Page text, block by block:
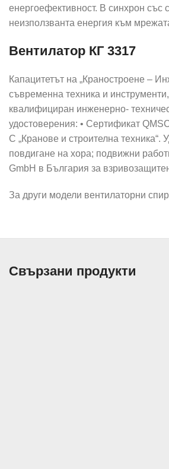
енергоефективност. В синхрон
неизползванта енергия към
Вентилатор КГ 3317
Капацитетът на „Краностроене –
съвременна техника и
квалифициран инженерно-
удостоверения: • Сертификат
С „Кранове и строителна
повдигане на хора; подвижни
GmbH в България за
За други модели вентилаторни
Свързани продукти